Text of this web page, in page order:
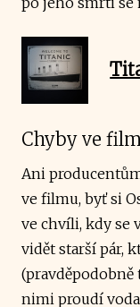
Chyby ve
Ani
ve filmu, byť si
ve chvíli, kdy se
vidět starší pár,
(pravděpodobně
nimi proudí